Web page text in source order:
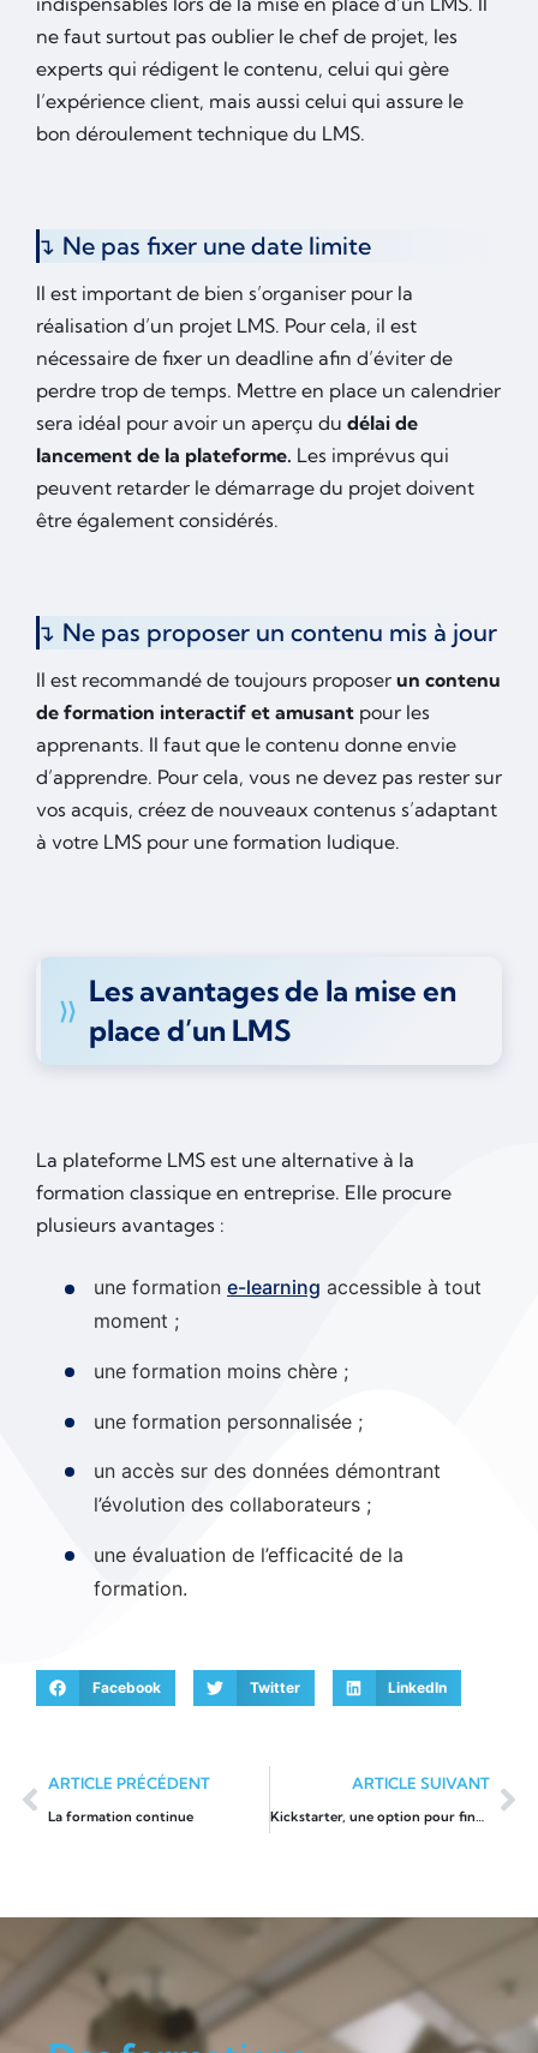
ne faut surtout pas oublier le chef de projet, les
experts qui rédigent le contenu, celui qui gère
l’expérience client, mais aussi celui qui assure le
bon déroulement technique du LMS.
Ne pas fixer une date limite
Il est important de bien s’organiser pour la
réalisation d’un projet LMS. Pour cela, il est
nécessaire de fixer un deadline afin d’éviter de
perdre trop de temps. Mettre en place un calendrier
sera idéal pour avoir un aperçu du délai de
lancement de la plateforme. Les imprévus qui
peuvent retarder le démarrage du projet doivent
être également considérés.
Ne pas proposer un contenu mis à jour
Il est recommandé de toujours proposer un contenu
de formation interactif et amusant pour les
apprenants. Il faut que le contenu donne envie
d’apprendre. Pour cela, vous ne devez pas rester sur
vos acquis, créez de nouveaux contenus s’adaptant
à votre LMS pour une formation ludique.
Les avantages de la mise en
place d’un LMS
La plateforme LMS est une alternative à la
formation classique en entreprise. Elle procure
plusieurs avantages :
une formation e-learning accessible à tout
moment ;
une formation moins chère ;
une formation personnalisée ;
un accès sur des données démontrant
l’évolution des collaborateurs ;
une évaluation de l’efficacité de la
formation.
Facebook Twitter LinkedIn
ARTICLE PRÉCÉDENT
La formation continue
ARTICLE SUIVANT